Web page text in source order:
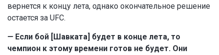
вернется к концу лета, однако окончательное решение
остается за UFC.
— Если бой [Шавката] будет в конце лета, то
чемпион к этому времени готов не будет. Они